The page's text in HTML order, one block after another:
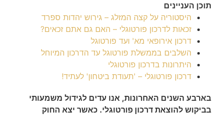
תוכן העניינים
היסטוריה על קצה המזלג – גירוש יהדות ספרד
זכאות לדרכון פורטוגלי – האם גם אתם זכאים?
דרכון אירופאי מא' ועד פורטוגל
השלבים בממשלת פורטוגל עד הדרכון המיוחל
היתרונות בדרכון פורטוגלי
דרכון פורטוגלי – 'תעודת ביטחון' לעתיד!
בארבע השנים האחרונות, אנו עדים לגידול משמעותי
בביקוש להוצאת דרכון פורטוגלי. כאשר יצא החוק